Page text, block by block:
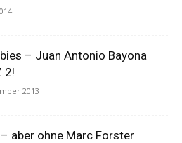
– Juan Antonio Bayona
2!
2013
aber ohne Marc Forster